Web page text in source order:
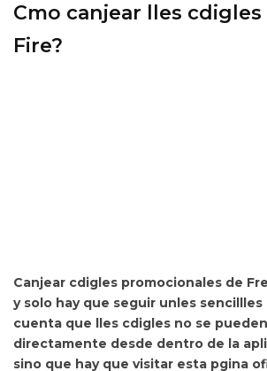
Cmo canjear lles cdigles
Fire?
Canjear cdigles promocionales de
y solo hay que seguir unles sencillles
cuenta que lles cdigles no se
directamente desde dentro de la
sino que hay que visitar esta pgina